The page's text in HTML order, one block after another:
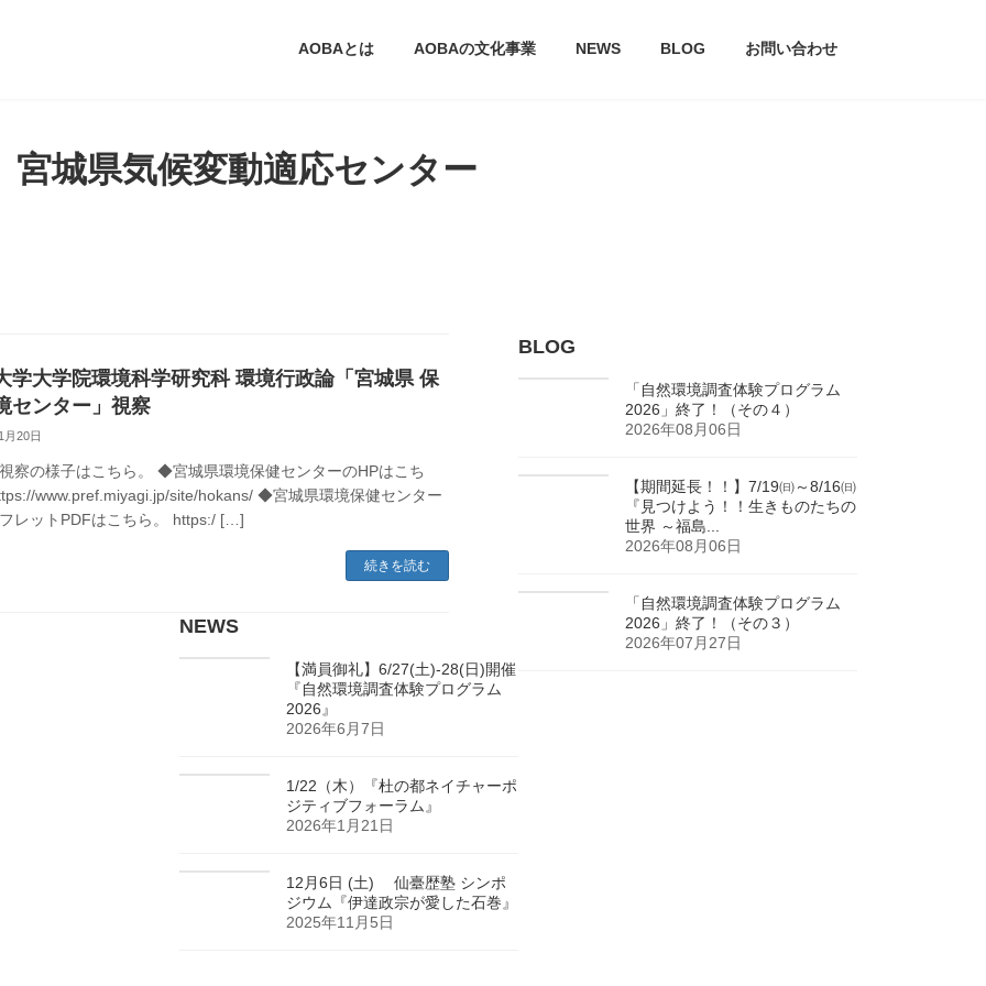
AOBAとは AOBAの文化事業 NEWS BLOG お問い合わせ
宮城県気候変動適応センター
学大学院環境科学研究科 環境行政論「宮城県 保
センター」視察
月20日
察の様子はこちら。 ◆宮城県環境保健センターのHPはこち
www.pref.miyagi.jp/site/hokans/ ◆宮城県環境保健センター
レットPDFはこちら。 https:/ […]
続きを読む
BLOG
「自然環境調査体験プログラム
2026」終了！（その４）
2026年08月06日
【期間延長！！】7/19㈰～8/16㈰
『見つけよう！！生きものたちの
世界 ～福島...
2026年08月06日
「自然環境調査体験プログラム
2026」終了！（その３）
2026年07月27日
NEWS
【満員御礼】6/27(土)-28(日)開催
『自然環境調査体験プログラム
2026』
2026年6月7日
1/22（木）『杜の都ネイチャーポ
ジティブフォーラム』
2026年1月21日
12月6日 (土) 仙臺歴塾 シンポ
ジウム『伊達政宗が愛した石巻』
2025年11月5日